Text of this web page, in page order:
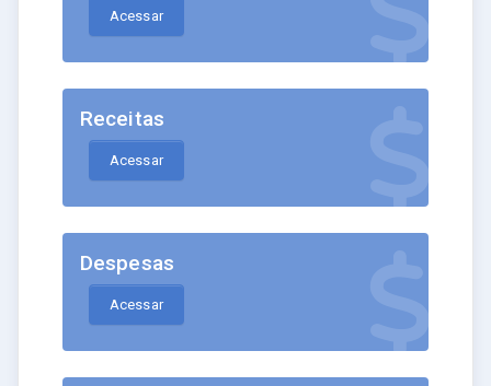
Acessar
Receitas
Acessar
Despesas
Acessar